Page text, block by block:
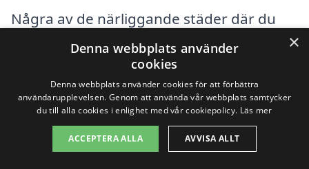
Några av de närliggande städer där du
också kan hitta professionella
fönsterputstjänster inkluderar:
Simrishamn
Brösarp
×
Denna webbplats använder
cookies
Denna webbplats använder cookies för att förbättra
användarupplevelsen. Genom att använda vår webbplats samtycker
du till alla cookies i enlighet med vår cookiepolicy. Läs mer
ACCEPTERA ALLA AVVISA ALLT